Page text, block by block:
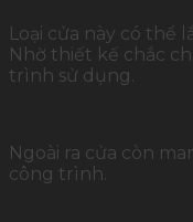
Loại cửa này có thể
Nhờ thiết kế chắc
trình sử dụng.
Ngoài ra cửa còn
công trình.